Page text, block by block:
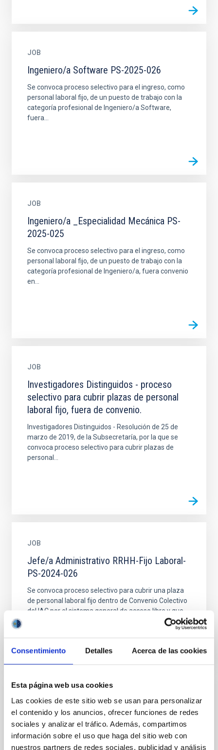
Consentimiento Detalles Acerca de las cookies
Esta página web usa cookies
Las cookies de este sitio web se usan para personalizar
el contenido y los anuncios, ofrecer funciones de redes
sociales y analizar el tráfico. Además, compartimos
información sobre el uso que haga del sitio web con
nuestros partners de redes sociales, publicidad y análisis
JOB
Ingeniero/a Software PS-2025-026
Se convoca proceso selectivo para el ingreso, como
personal laboral fijo, de un puesto de trabajo con la
categoría profesional de Ingeniero/a Software,
fuera...
JOB
Ingeniero/a _Especialidad Mecánica PS-
2025-025
Se convoca proceso selectivo para el ingreso, como
personal laboral fijo, de un puesto de trabajo con la
categoría profesional de Ingeniero/a, fuera convenio
en...
JOB
Investigadores Distinguidos - proceso
selectivo para cubrir plazas de personal
laboral fijo, fuera de convenio.
Investigadores Distinguidos - Resolución de 25 de
marzo de 2019, de la Subsecretaría, por la que se
convoca proceso selectivo para cubrir plazas de
personal...
JOB
Jefe/a Administrativo RRHH-Fijo Laboral-
PS-2024-026
Se convoca proceso selectivo para cubrir una plaza
de personal laboral fijo dentro de Convenio Colectivo
del IAC por el sistema general de acceso libre y que...
JOB
Jefe/a de Departamento - Fijo Laboral -
PS-2023-035
Se convoca proceso selectivo para cubrir una plaza